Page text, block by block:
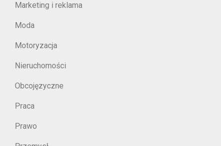
Marketing i reklama
Moda
Motoryzacja
Nieruchomości
Obcojęzyczne
Praca
Prawo